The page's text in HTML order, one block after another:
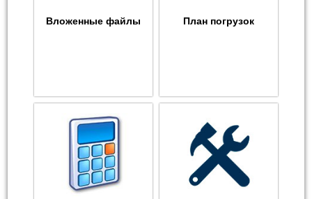
Вложенные файлы План погрузок